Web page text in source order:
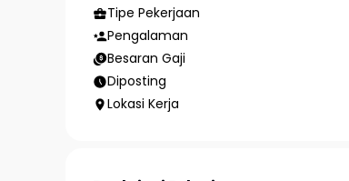
Tipe Pekerjaan
Pengalaman
Besaran Gaji
Diposting
Lokasi Kerja